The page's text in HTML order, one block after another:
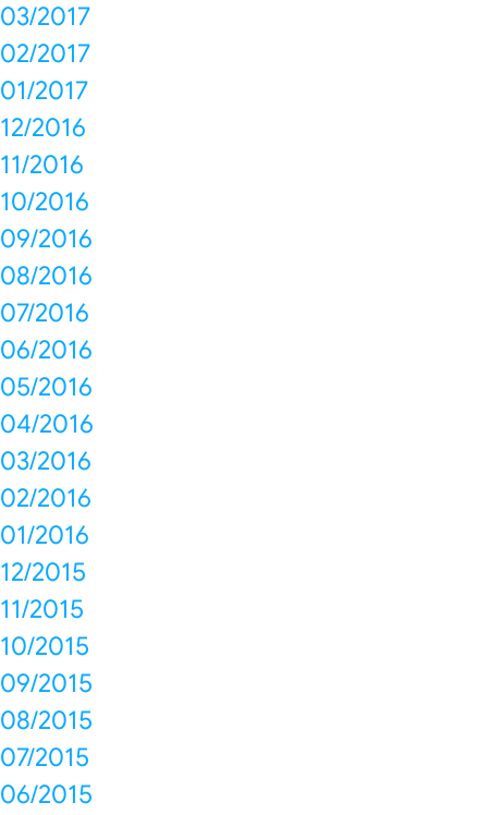
03/2017
02/2017
01/2017
12/2016
11/2016
10/2016
09/2016
08/2016
07/2016
06/2016
05/2016
04/2016
03/2016
02/2016
01/2016
12/2015
11/2015
10/2015
09/2015
08/2015
07/2015
06/2015